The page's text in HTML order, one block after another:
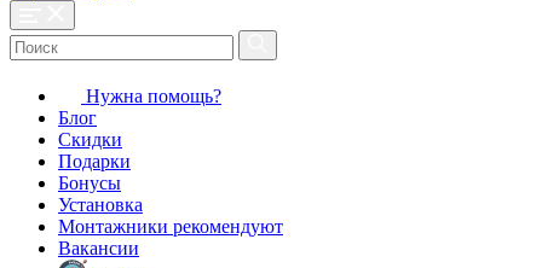
Нужна помощь?
Блог
Скидки
Подарки
Бонусы
Установка
Монтажники рекомендуют
Вакансии